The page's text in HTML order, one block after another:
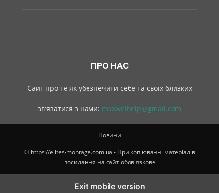
ПРО НАС
Cайт про те як убезпечити себе та своїх близких
зв'язатися з нами: maxwelhelp@gmail.com
Новини
© https://elites-montage.com.ua - При копіюванні матеріалів
посилання на сайт обов'язкове
Exit mobile version